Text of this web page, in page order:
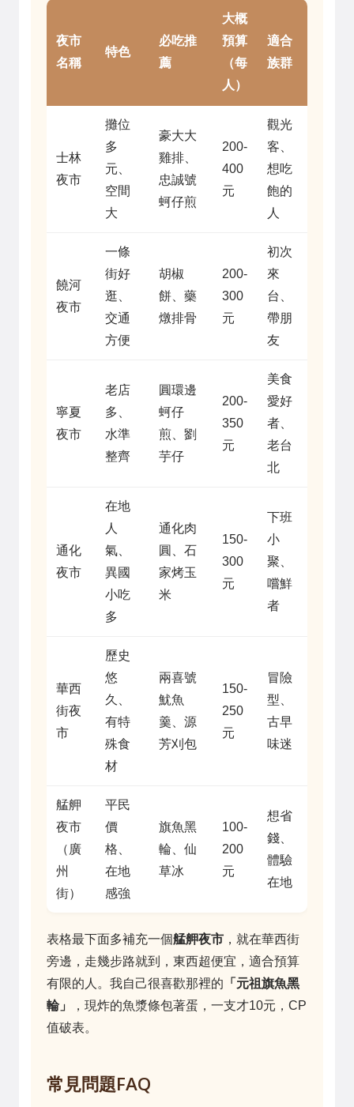
夜市
名稱
特色
必吃推
薦
大概
預算
（每
人）
適合
族群
士林
夜市
攤位
多
元、
空間
大
豪大大
雞排、
忠誠號
蚵仔煎
200-
400
元
觀光
客、
想吃
飽的
人
饒河
夜市
一條
街好
逛、
交通
方便
胡椒
餅、藥
燉排骨
200-
300
元
初次
來
台、
帶朋
友
寧夏
夜市
老店
多、
水準
整齊
圓環邊
蚵仔
煎、劉
芋仔
200-
350
元
美食
愛好
者、
老台
北
通化
夜市
在地
人
氣、
異國
小吃
多
通化肉
圓、石
家烤玉
米
150-
300
元
下班
小
聚、
嚐鮮
者
華西
街夜
市
歷史
悠
久、
有特
殊食
材
兩喜號
魷魚
羹、源
芳刈包
150-
250
元
冒險
型、
古早
味迷
艋舺
夜市
（廣
州
街）
平民
價
格、
在地
感強
旗魚黑
輪、仙
草冰
100-
200
元
想省
錢、
體驗
在地
表格最下面多補充一個艋舺夜市 ，就在華西街
旁邊，走幾步路就到，東西超便宜，適合預算
有限的人。我自己很喜歡那裡的 「元祖旗魚黑
輪」
，現炸的魚漿條包著蛋，一支才10元，CP
值破表。
常見問題FAQ